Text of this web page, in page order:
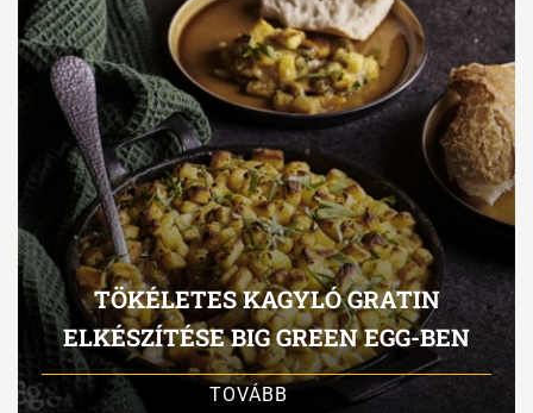
TÖKÉLETES KAGYLÓ GRATIN
ELKÉSZÍTÉSE BIG GREEN EGG-BEN
TOVÁBB